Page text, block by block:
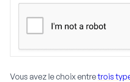
Vous avez le choix entretrois